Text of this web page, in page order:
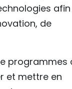
afin
de
programmes
et mettre en